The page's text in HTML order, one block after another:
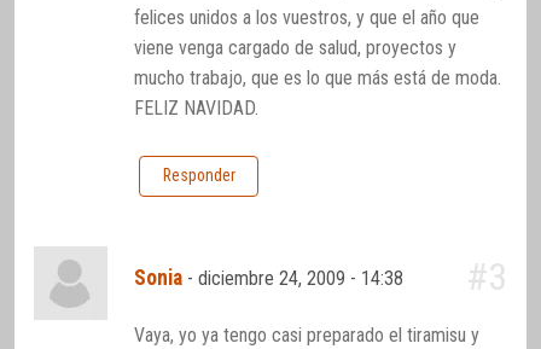
felices unidos a los vuestros, y que el año que
viene venga cargado de salud, proyectos y
mucho trabajo, que es lo que más está de moda.
FELIZ NAVIDAD.
Responder
Sonia -diciembre 24, 2009 - 14:38 #3
Vaya, yo ya tengo casi preparado el tiramisu y